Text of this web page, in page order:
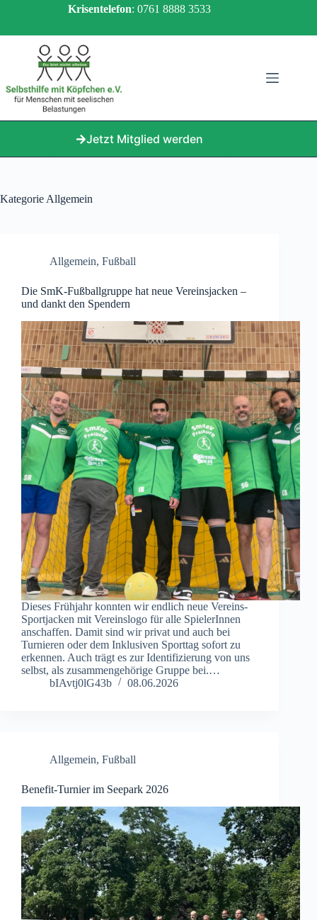
Krisentelefon: 0761 8888 3533
Jetzt Mitglied werden
Kategorie Allgemein
Allgemein, Fußball
Die SmK-Fußballgruppe hat neue Vereinsjacken –
und dankt den Spendern
Dieses Frühjahr konnten wir endlich neue Vereins-
Sportjacken mit Vereinslogo für alle SpielerInnen
anschaffen. Damit sind wir privat und auch bei
Turnieren oder dem Inklusiven Sporttag sofort zu
erkennen. Auch trägt es zur Identifizierung von uns
selbst, als zusammengehörige Gruppe bei.…
bIAvtj0lG43b
08.06.2026
Allgemein, Fußball
Benefit-Turnier im Seepark 2026